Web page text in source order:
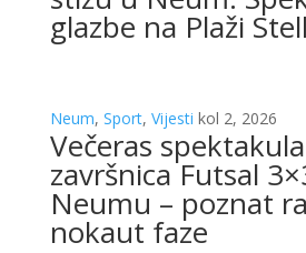
glazbe na Plaži
Neum, Sport, Vijesti kol 2, 2026
Večeras
završnica Futsal
Neumu – poznat
nokaut faze